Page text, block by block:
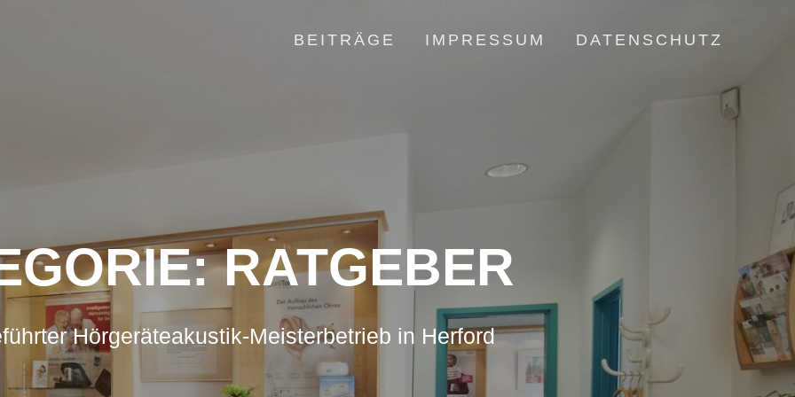
BEITRÄGE IMPRESSUM DATENSCHUTZ
RATGEBER
Hörgeräteakustik-Meisterbetrieb in Herford